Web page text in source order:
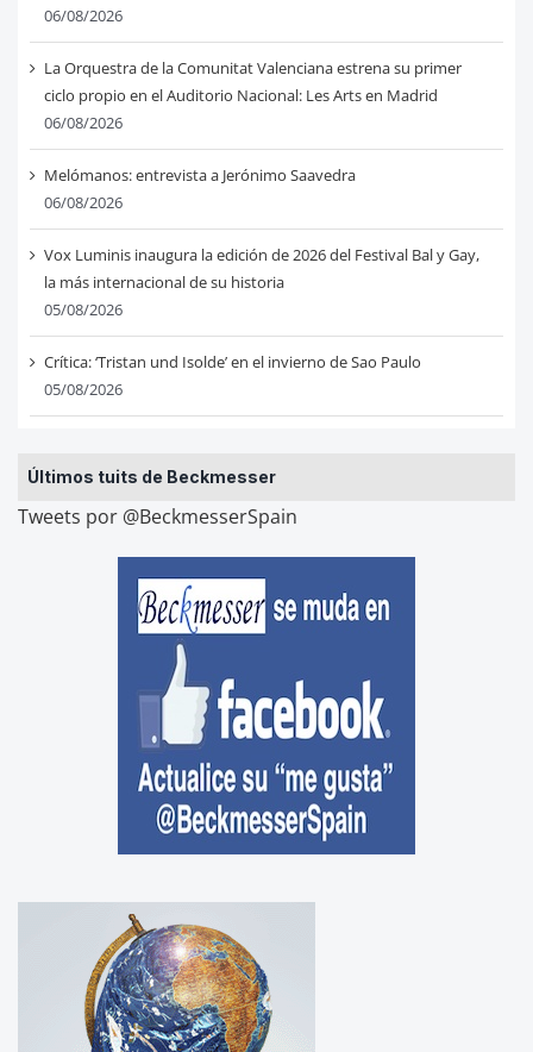
06/08/2026
La Orquestra de la Comunitat Valenciana estrena su primer
ciclo propio en el Auditorio Nacional: Les Arts en Madrid
06/08/2026
Melómanos: entrevista a Jerónimo Saavedra
06/08/2026
Vox Luminis inaugura la edición de 2026 del Festival Bal y Gay,
la más internacional de su historia
05/08/2026
Crítica: ‘Tristan und Isolde’ en el invierno de Sao Paulo
05/08/2026
Últimos tuits de Beckmesser
Tweets por @BeckmesserSpain